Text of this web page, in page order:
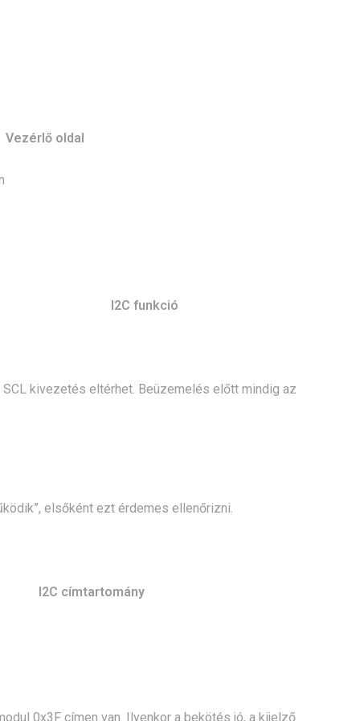
Vezérlő oldal
I2C funkció
kivezetés eltérhet. Beüzemelés előtt mindig az
elsőként ezt érdemes ellenőrizni.
I2C címtartomány
0x3F címen van. Ilyenkor a bekötés jó, a kijelző